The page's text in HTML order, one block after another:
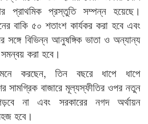
প্রাথমিক প্রস্তুতি সম্পন্ন হয়েছে।
বাকি ৫০ শতাংশ কার্যকর করা হবে এবং
সঙ্গে বিভিন্ন আনুষঙ্গিক ভাতা ও অন্যান্য
করা হবে।
মনে করছেন, তিন বছরে ধাপে ধাপে
সামগ্রিক বাজারে মূল্যস্ফীতির ওপর নতুন
না এবং সরকারের নগদ অর্থায়ন
হবে।